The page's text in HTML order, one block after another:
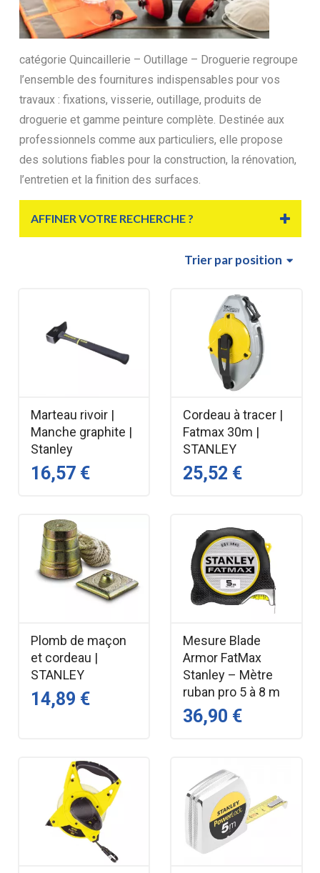
catégorie Quincaillerie – Outillage – Droguerie regroupe
l’ensemble des fournitures indispensables pour vos
travaux : fixations, visserie, outillage, produits de
droguerie et gamme peinture complète. Destinée aux
professionnels comme aux particuliers, elle propose
des solutions fiables pour la construction, la rénovation,
l’entretien et la finition des surfaces.
AFFINER VOTRE RECHERCHE ?
Trierpar position
Marteau rivoir |
Manche graphite |
Stanley
16,57 €
Cordeau à tracer |
Fatmax 30m |
STANLEY
25,52 €
Plomb de maçon
et cordeau |
STANLEY
14,89 €
Mesure Blade
Armor FatMax
Stanley – Mètre
ruban pro 5 à 8 m
36,90 €